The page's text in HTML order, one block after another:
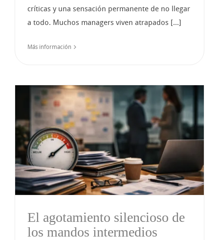
críticas y una sensación permanente de no llegar
a todo. Muchos managers viven atrapados [...]
Más información
El agotamiento silencioso de
los mandos intermedios